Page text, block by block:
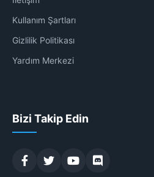
Kullanım Şartları
Gizlilik Politikası
Yardım Merkezi
Bizi Takip Edin